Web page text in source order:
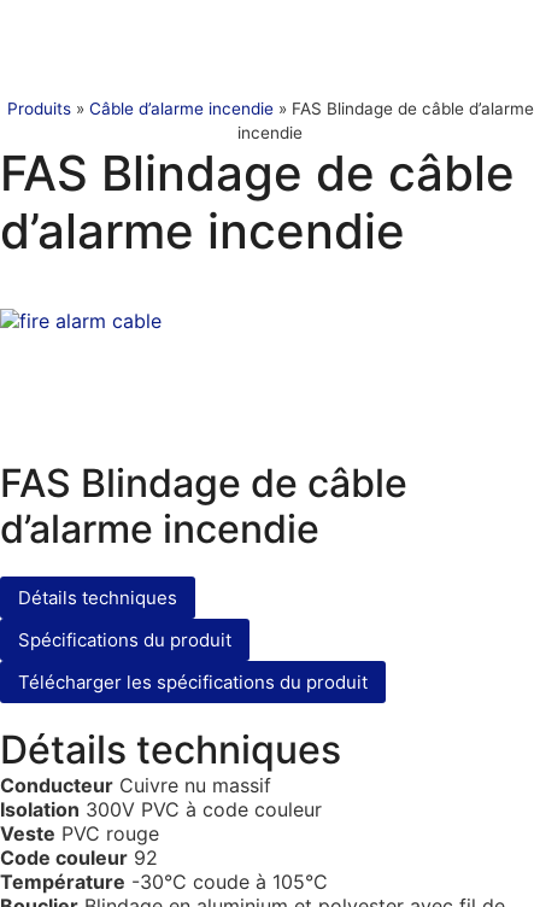
Produits» Câble d’alarme incendie» FAS Blindage de câble d’alarme
incendie
FAS Blindage de câble
d’alarme incendie
FAS Blindage de câble
d’alarme incendie
Détails techniques
Spécifications du produit
Télécharger les spécifications du produit
Détails techniques
Conducteur Cuivre nu massif
Isolation 300V PVC à code couleur
Veste PVC rouge
Code couleur 92
Température -30°C coude à 105°C